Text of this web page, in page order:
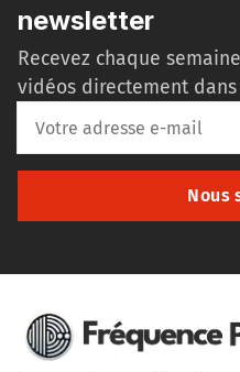
newsletter
Recevez chaque
vidéos directement
Nous